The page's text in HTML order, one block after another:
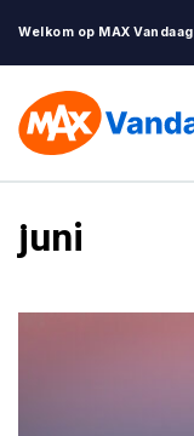
Welkom op MAX Vandaag
juni